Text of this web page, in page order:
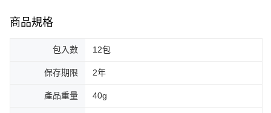
商品規格
包入數 12包
保存期限 2年
產品重量 40g